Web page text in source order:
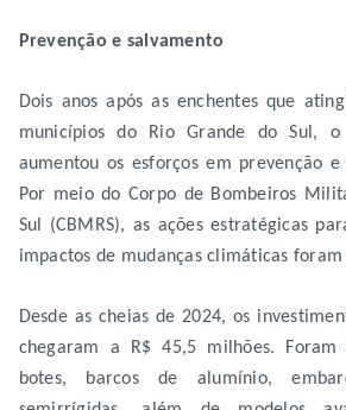
Prevenção e salvamento
Dois anos após as enchentes que
municípios do Rio Grande do Sul, o
aumentou os esforços em prevenção
Por meio do Corpo de Bombeiros
Sul (CBMRS), as ações estratégicas
impactos de mudanças climáticas
Desde as cheias de 2024, os
chegaram a R$ 45,5 milhões. Foram
botes, barcos de alumínio,